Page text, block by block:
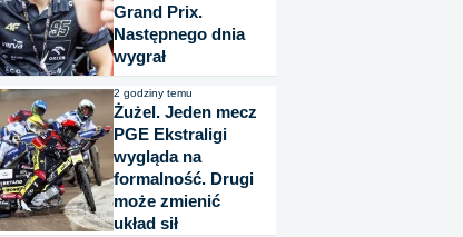
Grand Prix.
Następnego dnia
wygrał
2 godziny temu
Żużel. Jeden mecz
PGE Ekstraligi
wygląda na
formalność. Drugi
może zmienić
układ sił